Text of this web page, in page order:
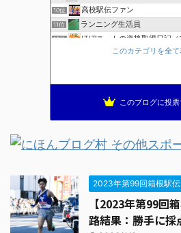
10位 高校駅伝ファン
11位 ランニング生活員
12位 ほぼニートの資格取得日記（
ブレインランナーズのマラソ
このカテゴリを全て
このブログに投票
2023年第99回箱根駅伝
【2023年第99回
路結果：勝手に採